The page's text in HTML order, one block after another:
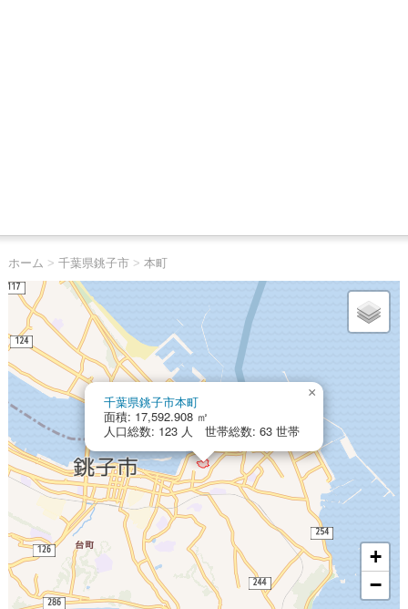
ホーム > 千葉県銚子市> 本町
千葉県銚子市本町
面積: 17,592.908 ㎡
人口総数: 123 人 世帯総数: 63 世帯
×
+
−